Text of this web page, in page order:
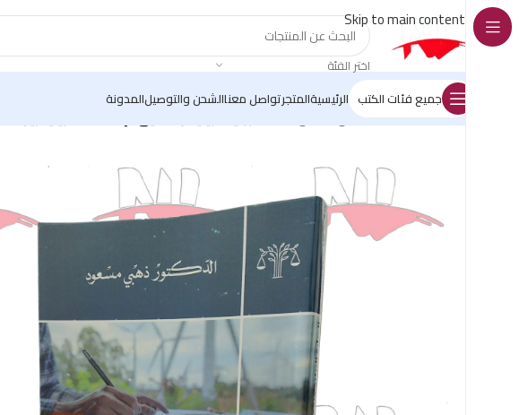
Skip to main content
اختر الفئة
جميع فئات الكتب الرئيسيةالمتجرتواصل معناالشحن والتوصيلالمدونة
الرئيسية/كتب القانون